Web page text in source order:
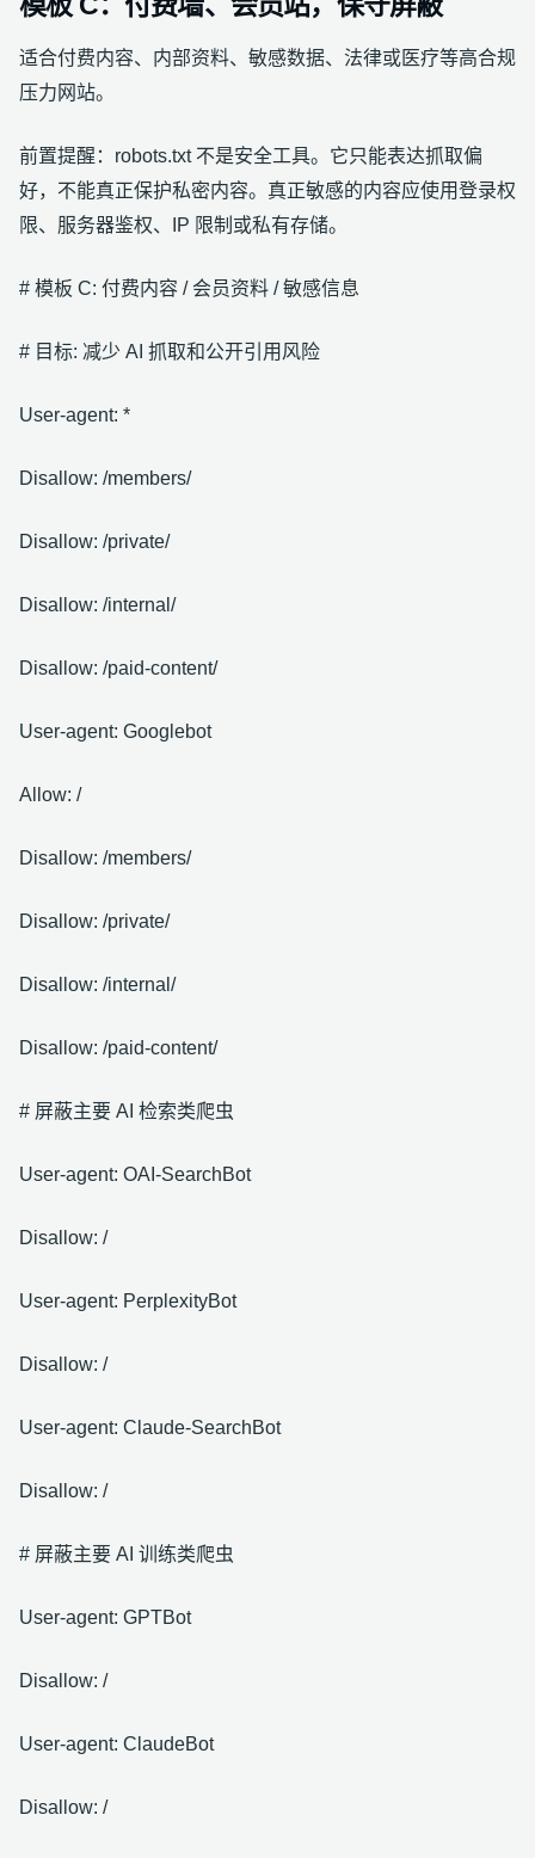
适合付费内容、内部资料、敏感数据、法律或医疗等高合规
压力网站。
前置提醒：robots.txt 不是安全工具。它只能表达抓取偏
好，不能真正保护私密内容。真正敏感的内容应使用登录权
限、服务器鉴权、IP 限制或私有存储。
# 模板 C: 付费内容 / 会员资料 / 敏感信息
# 目标: 减少 AI 抓取和公开引用风险
User-agent: *
Disallow: /members/
Disallow: /private/
Disallow: /internal/
Disallow: /paid-content/
User-agent: Googlebot
Allow: /
Disallow: /members/
Disallow: /private/
Disallow: /internal/
Disallow: /paid-content/
# 屏蔽主要 AI 检索类爬虫
User-agent: OAI-SearchBot
Disallow: /
User-agent: PerplexityBot
Disallow: /
User-agent: Claude-SearchBot
Disallow: /
# 屏蔽主要 AI 训练类爬虫
User-agent: GPTBot
Disallow: /
User-agent: ClaudeBot
Disallow: /